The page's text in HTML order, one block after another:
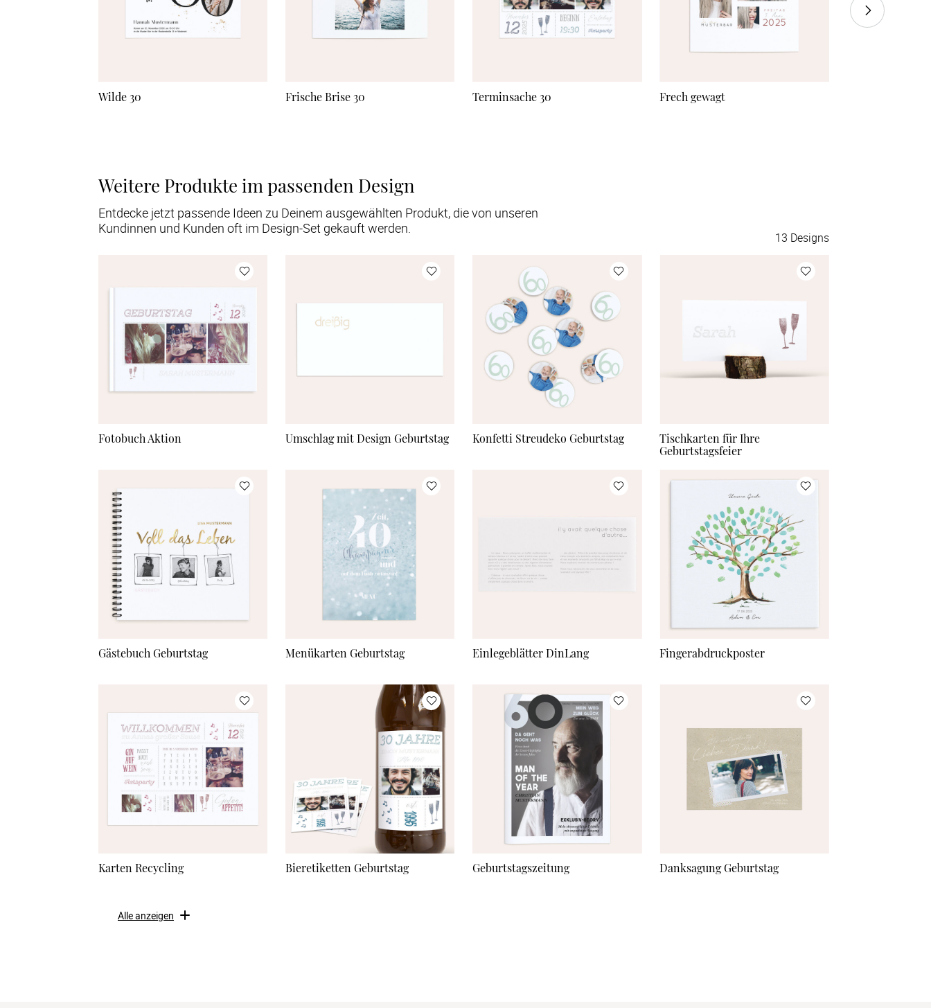
60 Stück à 2,10 €
90 Stück
175 Stück
200 Stück
Wilde 30 Frische Brise 30 Terminsache 30 Frech gewagt
Weitere Produkte im passenden Design
Entdecke jetzt passende Ideen zu Deinem ausgewählten Produkt, die von unseren
Kundinnen und Kunden oft im Design-Set gekauft werden.
13 Designs
Fotobuch Aktion Umschlag mit Design Geburtstag Konfetti Streudeko Geburtstag
Tischkarten für Ihre
Geburtstagsfeier
Gästebuch Geburtstag Menükarten Geburtstag Einlegeblätter DinLang Fingerabdruckposter
Karten Recycling Bieretiketten Geburtstag Geburtstagszeitung Danksagung Geburtstag
Alle anzeigen